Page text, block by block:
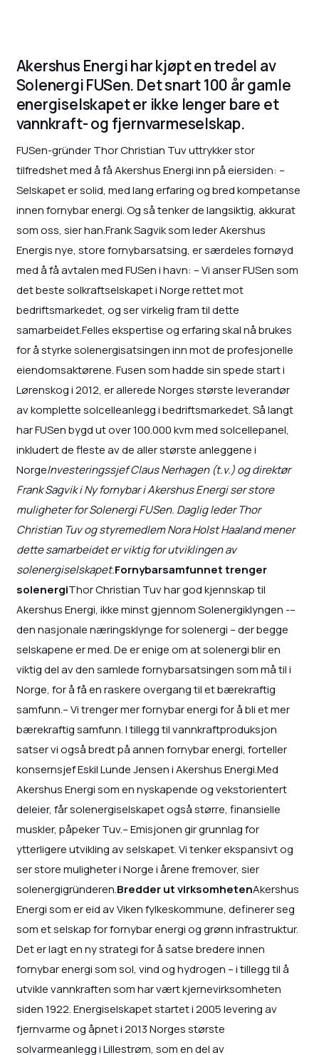
Akershus Energi har kjøpt en tredel av
Solenergi FUSen. Det snart 100 år gamle
energiselskapet er ikke lenger bare et
vannkraft- og fjernvarmeselskap.
FUSen-gründer Thor Christian Tuv uttrykker stor
tilfredshet med å få Akershus Energi inn på eiersiden: –
Selskapet er solid, med lang erfaring og bred kompetanse
innen fornybar energi. Og så tenker de langsiktig, akkurat
som oss, sier han.Frank Sagvik som leder Akershus
Energis nye, store fornybarsatsing, er særdeles fornøyd
med å få avtalen med FUSen i havn: – Vi anser FUSen som
det beste solkraftselskapet i Norge rettet mot
bedriftsmarkedet, og ser virkelig fram til dette
samarbeidet.Felles ekspertise og erfaring skal nå brukes
for å styrke solenergisatsingen inn mot de profesjonelle
eiendomsaktørene. Fusen som hadde sin spede start i
Lørenskog i 2012, er allerede Norges største leverandør
av komplette solcelleanlegg i bedriftsmarkedet. Så langt
har FUSen bygd ut over 100.000 kvm med solcellepanel,
inkludert de fleste av de aller største anleggene i
NorgeInvesteringssjef Claus Nerhagen (t.v.) og direktør
Frank Sagvik i Ny fornybar i Akershus Energi ser store
muligheter for Solenergi FUSen. Daglig leder Thor
Christian Tuv og styremedlem Nora Holst Haaland mener
dette samarbeidet er viktig for utviklingen av
solenergiselskapet.Fornybarsamfunnet trenger
solenergiThor Christian Tuv har god kjennskap til
Akershus Energi, ikke minst gjennom Solenergiklyngen -–
den nasjonale næringsklynge for solenergi – der begge
selskapene er med. De er enige om at solenergi blir en
viktig del av den samlede fornybarsatsingen som må til i
Norge, for å få en raskere overgang til et bærekraftig
samfunn.– Vi trenger mer fornybar energi for å bli et mer
bærekraftig samfunn. I tillegg til vannkraftproduksjon
satser vi også bredt på annen fornybar energi, forteller
konsernsjef Eskil Lunde Jensen i Akershus Energi.Med
Akershus Energi som en nyskapende og vekstorientert
deleier, får solenergiselskapet også større, finansielle
muskler, påpeker Tuv.– Emisjonen gir grunnlag for
ytterligere utvikling av selskapet. Vi tenker ekspansivt og
ser store muligheter i Norge i årene fremover, sier
solenergigründeren.Bredder ut virksomhetenAkershus
Energi som er eid av Viken fylkeskommune, definerer seg
som et selskap for fornybar energi og grønn infrastruktur.
Det er lagt en ny strategi for å satse bredere innen
fornybar energi som sol, vind og hydrogen – i tillegg til å
utvikle vannkraften som har vært kjernevirksomheten
siden 1922. Energiselskapet startet i 2005 levering av
fjernvarme og åpnet i 2013 Norges største
solvarmeanlegg i Lillestrøm, som en del av